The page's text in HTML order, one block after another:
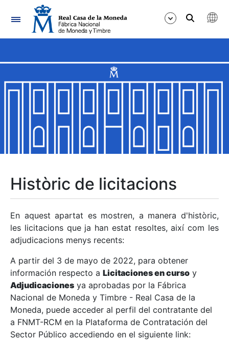
Navegació
Mostra/Amaga
Mostra/Amaga
Mostra/Amaga
Mostra/Amaga
Mostra/Amaga
Històric de licitacions
En aquest apartat es mostren, a manera d'històric,
les licitacions que ja han estat resoltes, així com les
adjudicacions menys recents:
A partir del 3 de mayo de 2022, para obtener
información respecto a Licitaciones en curso y
Adjudicaciones ya aprobadas por la Fábrica
Nacional de Moneda y Timbre - Real Casa de la
Moneda, puede acceder al perfil del contratante del
a FNMT-RCM en la Plataforma de Contratación del
Sector Público accediendo en el siguiente link: